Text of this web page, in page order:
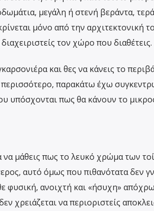
μεγάλη ή στενή βεράντα,
μόνο από την αρχιτεκτονική
τον χώρο που διαθέτεις.
και θες να κάνεις το
παρακάτω έχω
υπόσχονται πως θα κάνουν το
να μάθεις πως το λευκό χρώμα των
αυτό όμως που πιθανότατα δεν
φυσική, ανοιχτή και «ήσυχη»
χρειάζεται να περιοριστείς